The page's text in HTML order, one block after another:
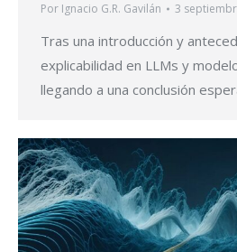
Por Ignacio G.R. Gavilán 3
Tras una introducción y
explicabilidad en LLMs y
llegando a una conclusión